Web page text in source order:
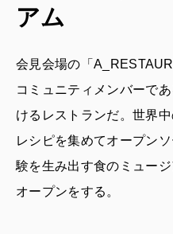
アム
会見会場の「
コミュニティメンバーで
けるレストランだ。世界
レシピを集めてオープン
験を生み出す食のミュー
オープンをする。